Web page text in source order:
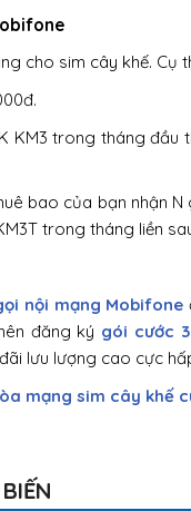
cho sim cây khế. Cụ
KM3 trong tháng
bao của bạn nhận
trong tháng liền
nội mạng Mobifone
đăng ký gói cước
lưu lượng cao cực
mạng sim cây khế